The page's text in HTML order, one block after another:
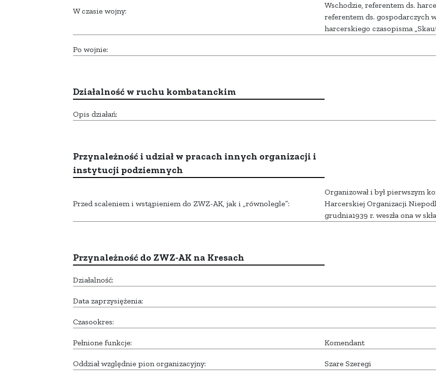
W czasie wojny:
Wschodzie, referentem ds.
referentem ds. gospodarczych
harcerskiego czasopisma
Po wojnie:
Działalność w ruchu kombatanckim
Opis działań:
Przynależność i udział w pracach innych organizacji i
instytucji podziemnych
Przed scaleniem i wstąpieniem do ZWZ-AK, jak i „równolegle”:
Organizował i był pierwszym
Harcerskiej Organizacji
grudnia1939 r. weszła ona w
Przynależność do ZWZ-AK na Kresach
Działalność:
Data zaprzysiężenia:
Czasookres:
Pełnione funkcje: Komendant
Oddział względnie pion organizacyjny: Szare Szeregi